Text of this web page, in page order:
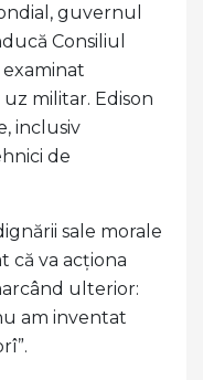
guvernul
Consiliul
militar. Edison
inclusiv
de
sale morale
că va acționa
ulterior:
am inventat